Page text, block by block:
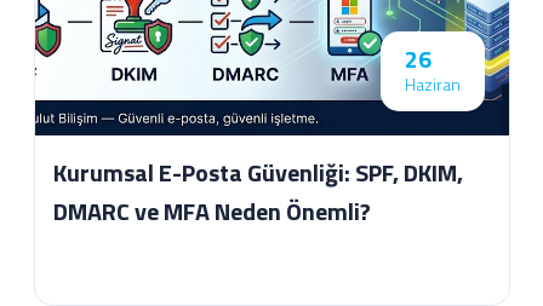
26
Haziran
Kurumsal E-Posta Güvenliği: SPF, DKIM,
DMARC ve MFA Neden Önemli?